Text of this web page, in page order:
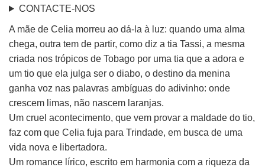
CONTACTE-NOS
A mãe de Celia morreu ao dá-la à luz: quando uma alma
chega, outra tem de partir, como diz a tia Tassi, a mesma
criada nos trópicos de Tobago por uma tia que a adora e
um tio que ela julga ser o diabo, o destino da menina
ganha voz nas palavras ambíguas do adivinho: onde
crescem limas, não nascem laranjas.
Um cruel acontecimento, que vem provar a maldade do tio,
faz com que Celia fuja para Trindade, em busca de uma
vida nova e libertadora.
Um romance lírico, escrito em harmonia com a riqueza da